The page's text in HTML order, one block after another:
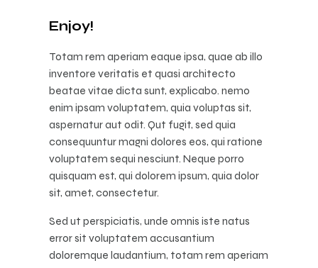
Enjoy!
Totam rem aperiam eaque ipsa, quae ab illo
inventore veritatis et quasi architecto
beatae vitae dicta sunt, explicabo. nemo
enim ipsam voluptatem, quia voluptas sit,
aspernatur aut odit. Qut fugit, sed quia
consequuntur magni dolores eos, qui ratione
voluptatem sequi nesciunt. Neque porro
quisquam est, qui dolorem ipsum, quia dolor
sit, amet, consectetur.
Sed ut perspiciatis, unde omnis iste natus
error sit voluptatem accusantium
doloremque laudantium, totam rem aperiam